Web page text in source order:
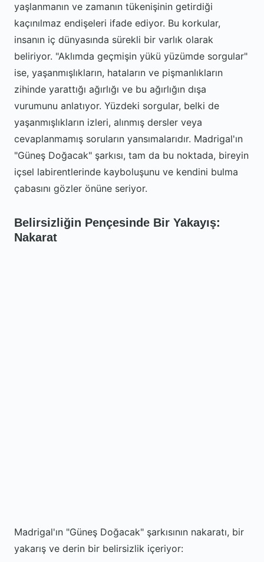
yaşlanmanın ve zamanın tükenişinin getirdiği
kaçınılmaz endişeleri ifade ediyor. Bu korkular,
insanın iç dünyasında sürekli bir varlık olarak
beliriyor. "Aklımda geçmişin yükü yüzümde sorgular"
ise, yaşanmışlıkların, hataların ve pişmanlıkların
zihinde yarattığı ağırlığı ve bu ağırlığın dışa
vurumunu anlatıyor. Yüzdeki sorgular, belki de
yaşanmışlıkların izleri, alınmış dersler veya
cevaplanmamış soruların yansımalarıdır. Madrigal'ın
"Güneş Doğacak" şarkısı, tam da bu noktada, bireyin
içsel labirentlerinde kayboluşunu ve kendini bulma
çabasını gözler önüne seriyor.
Belirsizliğin Pençesinde Bir Yakayış:
Nakarat
Madrigal'ın "Güneş Doğacak" şarkısının nakaratı, bir
yakarış ve derin bir belirsizlik içeriyor: